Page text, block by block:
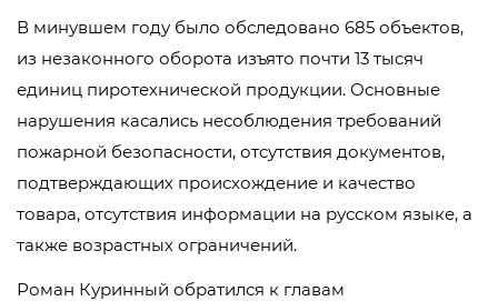
В минувшем году было обследовано 685 объектов,
из незаконного оборота изъято почти 13 тысяч
единиц пиротехнической продукции. Основные
нарушения касались несоблюдения требований
пожарной безопасности, отсутствия документов,
подтверждающих происхождение и качество
товара, отсутствия информации на русском языке, а
также возрастных ограничений.
Роман Куринный обратился к главам